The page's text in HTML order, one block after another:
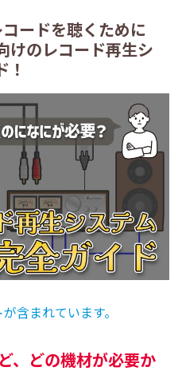
コードを聴くために
けのレコード再生シ
含まれています。
、どの機材が必要か